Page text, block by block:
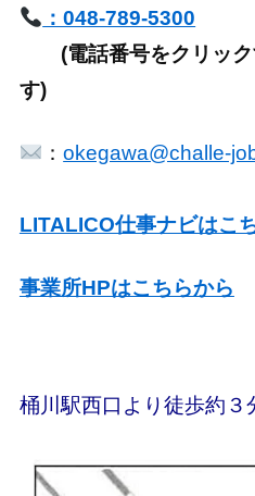
：048-789-5300
(電話番号をクリック
す)
：okegawa@challe-
LITALICO仕事ナビはこ
事業所HPはこちらから
桶川駅西口より徒歩約３